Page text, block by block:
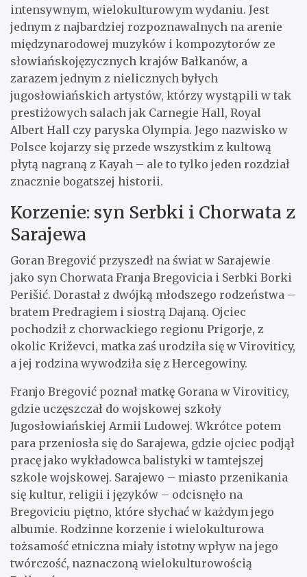
intensywnym, wielokulturowym wydaniu. Jest
jednym z najbardziej rozpoznawalnych na arenie
międzynarodowej muzyków i kompozytorów ze
słowiańskojęzycznych krajów Bałkanów, a
zarazem jednym z nielicznych byłych
jugosłowiańskich artystów, którzy wystąpili w tak
prestiżowych salach jak Carnegie Hall, Royal
Albert Hall czy paryska Olympia. Jego nazwisko w
Polsce kojarzy się przede wszystkim z kultową
płytą nagraną z Kayah – ale to tylko jeden rozdział
znacznie bogatszej historii.
Korzenie: syn Serbki i Chorwata z
Sarajewa
Goran Bregović przyszedł na świat w Sarajewie
jako syn Chorwata Franja Bregovicia i Serbki Borki
Perišić. Dorastał z dwójką młodszego rodzeństwa –
bratem Predragiem i siostrą Dajaną. Ojciec
pochodził z chorwackiego regionu Prigorje, z
okolic Križevci, matka zaś urodziła się w Viroviticy,
a jej rodzina wywodziła się z Hercegowiny.
Franjo Bregović poznał matkę Gorana w Viroviticy,
gdzie uczęszczał do wojskowej szkoły
Jugosłowiańskiej Armii Ludowej. Wkrótce potem
para przeniosła się do Sarajewa, gdzie ojciec podjął
pracę jako wykładowca balistyki w tamtejszej
szkole wojskowej. Sarajewo – miasto przenikania
się kultur, religii i języków – odcisnęło na
Bregoviciu piętno, które słychać w każdym jego
albumie. Rodzinne korzenie i wielokulturowa
tożsamość etniczna miały istotny wpływ na jego
twórczość, naznaczoną wielokulturowością